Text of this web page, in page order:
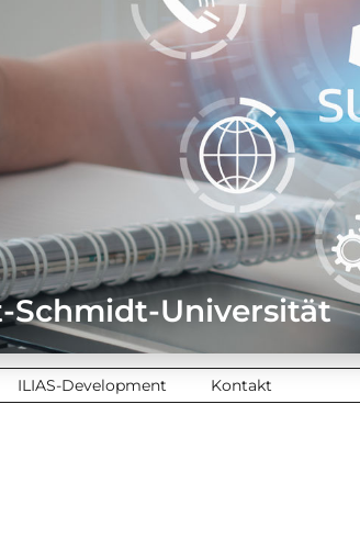
Schmidt-Universität
ILIAS-Development Kontakt